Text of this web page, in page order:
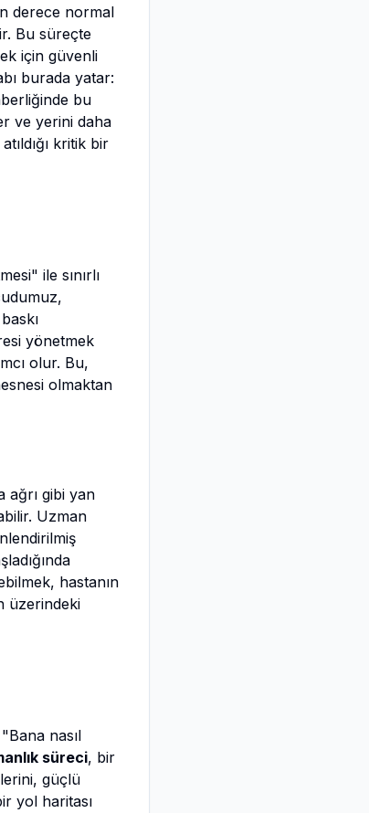
derece normal
Bu süreçte
için güvenli
burada yatar:
bu
ve yerini daha
kritik bir
ile sınırlı
yönetmek
olur. Bu,
olmaktan
ağrı gibi yan
Uzman
hastanın
üzerindeki
nasıl
süreci, bir
güçlü
yol haritası